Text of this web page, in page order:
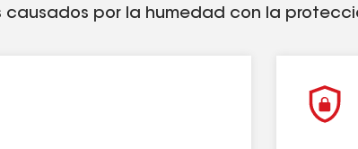
por la humedad con la